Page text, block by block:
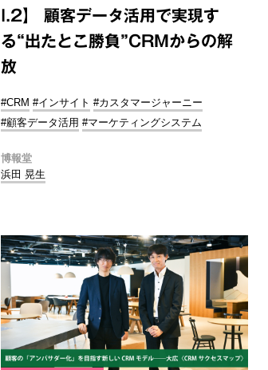
l.2】 顧客データ活用で実現す
る“出たとこ勝負”CRMからの解
放
#CRM #インサイト #カスタマージャーニー
#顧客データ活用 #マーケティングシステム
博報堂
浜田 晃生